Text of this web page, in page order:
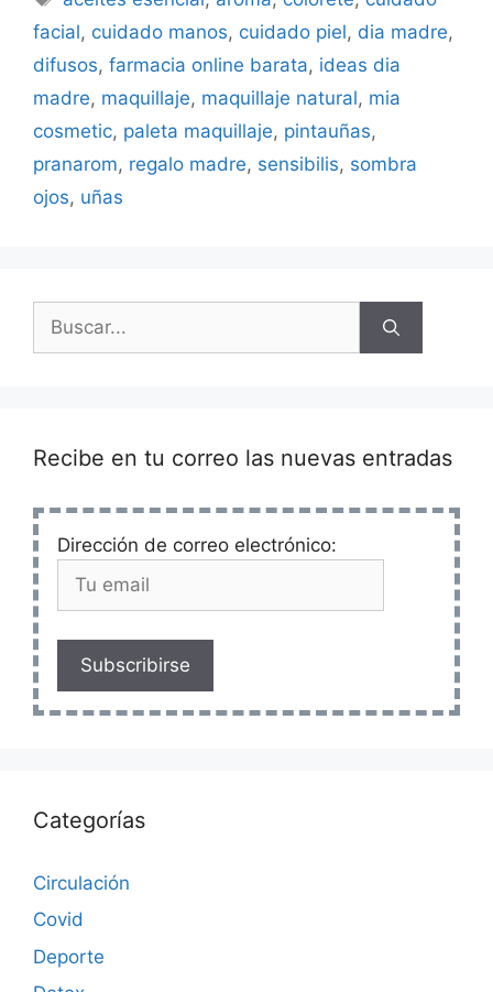
facial, cuidado manos, cuidado piel, dia madre,
difusos, farmacia online barata, ideas dia
madre, maquillaje, maquillaje natural, mia
cosmetic, paleta maquillaje, pintauñas,
pranarom, regalo madre, sensibilis, sombra
ojos, uñas
Buscar:
Recibe en tu correo las nuevas entradas
Dirección de correo electrónico:
Subscribirse
Categorías
Circulación
Covid
Deporte